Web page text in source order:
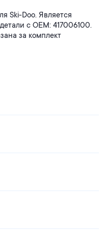
Ski-Doo. Является
с ОЕМ: 417006100.
за комплект